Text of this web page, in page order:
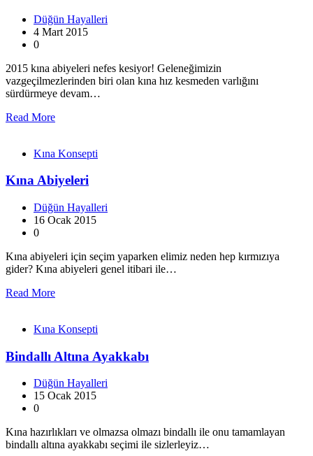
Düğün Hayalleri
4 Mart 2015
0
2015 kına abiyeleri nefes kesiyor! Geleneğimizin
vazgeçilmezlerinden biri olan kına hız kesmeden varlığını
sürdürmeye devam…
Read More
Kına Konsepti
Kına Abiyeleri
Düğün Hayalleri
16 Ocak 2015
0
Kına abiyeleri için seçim yaparken elimiz neden hep kırmızıya
gider? Kına abiyeleri genel itibari ile…
Read More
Kına Konsepti
Bindallı Altına Ayakkabı
Düğün Hayalleri
15 Ocak 2015
0
Kına hazırlıkları ve olmazsa olmazı bindallı ile onu tamamlayan
bindallı altına ayakkabı seçimi ile sizlerleyiz…